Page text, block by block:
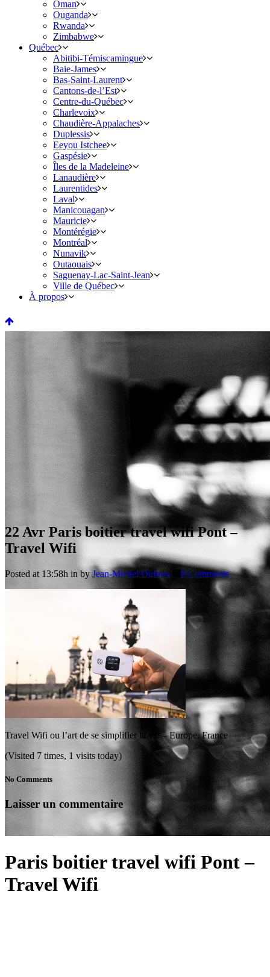
Oman
Ouganda
Rwanda
Zimbabwe
Québec
Abitibi-Témiscamingue
Baie-James
Bas-Saint-Laurent
Cantons-de-l’Est
Centre-du-Québec
Charlevoix
Chaudière-Appalaches
Duplessis
Eeyou Istchee
Gaspésie
Îles de la Madeleine
Lanaudière
Laurentides
Laval
Manicouagan
Mauricie
Montérégie
Montréal
Nunavik
Outaouais
Saguenay-Lac-Saint-Jean
Ville de Québec
À propos
Paris boitier travel wifi Pont –
Travel Wifi
22 Avr Paris boitier travel wifi Pont –
Travel Wifi
Posted at 13:58h in byJean-Michel Dufaux 0 Comments
Travel Wifi ou l’art de se simplifier la vie – Europe, France
(Visited 7 times, 1 visits today)
No Comments
Laisser un commentaire